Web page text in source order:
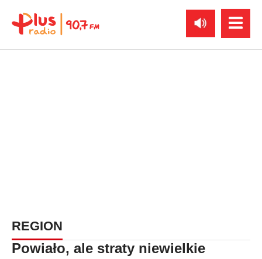
REGION
Powiało, ale straty niewielkie